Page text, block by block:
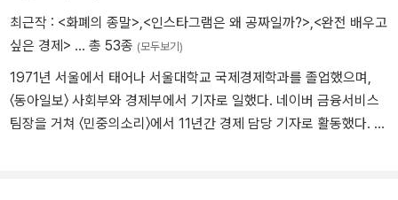
최근작 : <화폐의 종말>,<인스타그램은 왜 공짜일까?>,<완전 배우고
싶은 경제> … 총 53종 (모두보기)
1971년 서울에서 태어나 서울대학교 국제경제학과를 졸업했으며,
〈동아일보〉 사회부와 경제부에서 기자로 일했다. 네이버 금융서비스
팀장을 거쳐 〈민중의소리〉에서 11년간 경제 담당 기자로 활동했다. 현